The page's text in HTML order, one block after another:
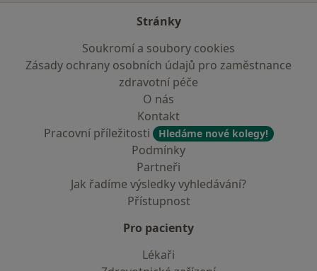
Stránky
Soukromí a soubory cookies
Zásady ochrany osobních údajů pro zaměstnance
zdravotní péče
O nás
Kontakt
Pracovní příležitosti
Hledáme nové kolegy!
Podmínky
Partneři
Jak řadíme výsledky vyhledávání?
Přístupnost
Pro pacienty
Lékaři